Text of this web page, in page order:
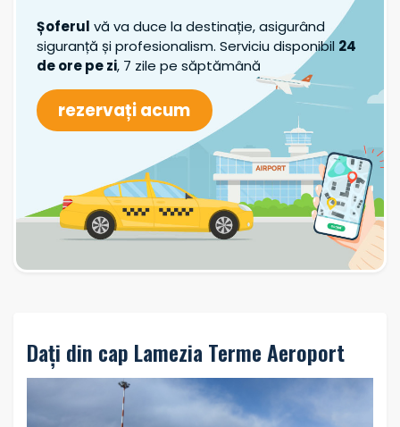
Șofer cu vârsta peste 20 de ani
Sunt partener TDS Rent
Caută mașină
Șoferul vă va duce la destinație, asigurând
siguranță și profesionalism. Serviciu disponibil 24
de ore pe zi, 7 zile pe săptămână
rezervați acum
Dați din cap Lamezia Terme Aeroport